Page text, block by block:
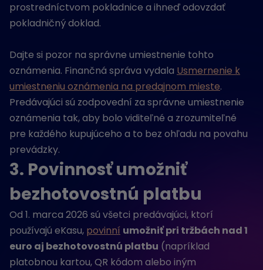
prostredníctvom pokladnice a ihneď odovzdať
pokladničný doklad.
Dajte si pozor na správne umiestnenie tohto
oznámenia. Finančná správa vydala Usmernenie k
umiestneniu oznámenia na predajnom mieste.
Predávajúci sú zodpovední za správne umiestnenie
oznámenia tak, aby bolo viditeľné a zrozumiteľné
pre každého kupujúceho a to bez ohľadu na povahu
prevádzky.
3. Povinnosť umožniť
bezhotovostnú platbu
Od 1. marca 2026 sú všetci predávajúci, ktorí
používajú eKasu, povinní umožniť pri tržbách nad 1
euro aj bezhotovostnú platbu (napríklad
platobnou kartou, QR kódom alebo iným